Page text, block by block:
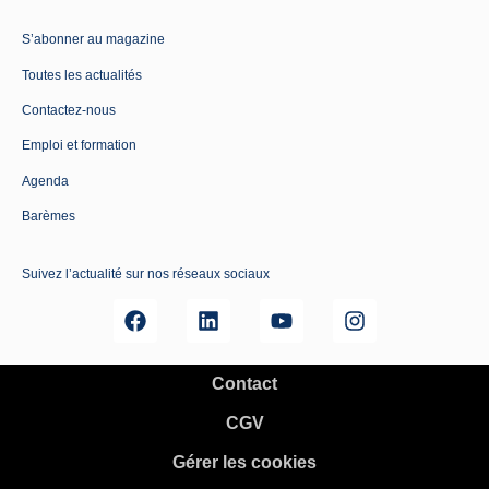
S’abonner au magazine
Toutes les actualités
Contactez-nous
Emploi et formation
Agenda
Barèmes
Suivez l’actualité sur nos réseaux sociaux
Contact
CGV
Gérer les cookies